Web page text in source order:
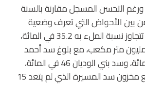
ورغم التحسن المسجل مقارنة بالسنة
من بين الأحواض التي تعرف وضعية
مقلقة نسبياً، إذ لم تتجاوز نسبة الملء به 35.2 في المائة،
يعادل 1744.3 مليون متر مكعب، مع بلوغ سد أحمد
الحنصالي 70 في المائة، وسد بني الوديان 46 في المائة،
مقابل استمرار تراجع مخزون سد المسيرة الذي لم يتعد 15